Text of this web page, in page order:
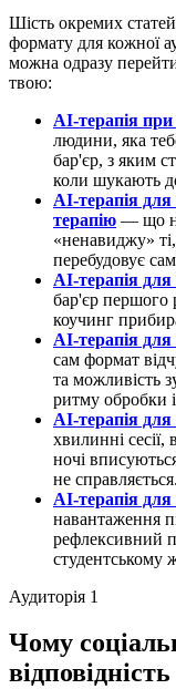
Шість окремих
формату для кожної
можна одразу
твою:
AI-терапія при
людини, яка
бар'єр, з яким
коли шукають
AI-терапія
терапію — що
«ненавиджу»
перебудовує
AI-терапія для
бар'єр першого
коучинг
AI-терапія для
сам формат
та можливість
ритму обробки
AI-терапія
хвилинні сесії,
ночі
не справляється.
AI-терапія для
навантаження
рефлексивний
студентському
Аудиторія 1
Чому
відповідність